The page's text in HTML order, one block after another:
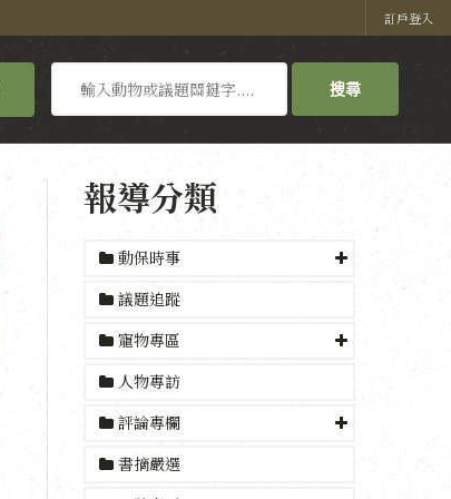
訂戶登入
尋
搜尋
報導分類
動保時事
議題追蹤
寵物專區
人物專訪
評論專欄
書摘嚴選